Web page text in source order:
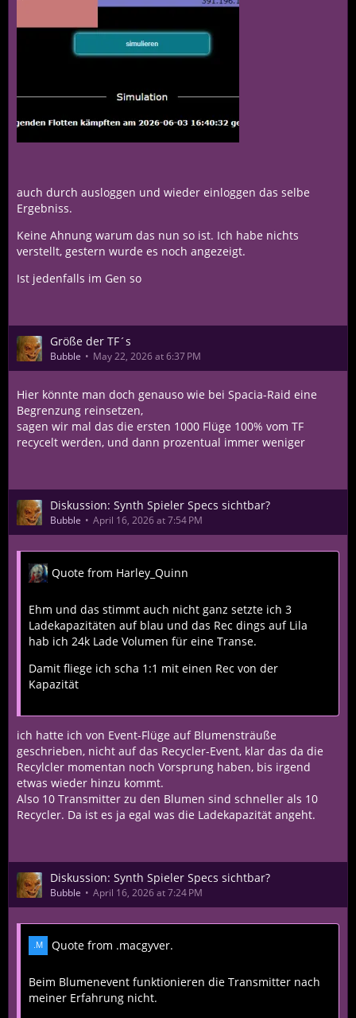
auch durch ausloggen und wieder einloggen das selbe
Ergebniss.
Keine Ahnung warum das nun so ist. Ich habe nichts
verstellt, gestern wurde es noch angezeigt.
Ist jedenfalls im Gen so
Größe der TF´s
Bubble May 22, 2026 at 6:37 PM
Hier könnte man doch genauso wie bei Spacia-Raid eine
Begrenzung reinsetzen,
sagen wir mal das die ersten 1000 Flüge 100% vom TF
recycelt werden, und dann prozentual immer weniger
Diskussion: Synth Spieler Specs sichtbar?
Bubble April 16, 2026 at 7:54 PM
Quote from Harley_Quinn
Ehm und das stimmt auch nicht ganz setzte ich 3
Ladekapazitäten auf blau und das Rec dings auf Lila
hab ich 24k Lade Volumen für eine Transe.
Damit fliege ich scha 1:1 mit einen Rec von der
Kapazität
ich hatte ich von Event-Flüge auf Blumensträuße
geschrieben, nicht auf das Recycler-Event, klar das da die
Recylcler momentan noch Vorsprung haben, bis irgend
etwas wieder hinzu kommt.
Also 10 Transmitter zu den Blumen sind schneller als 10
Recycler. Da ist es ja egal was die Ladekapazität angeht.
Diskussion: Synth Spieler Specs sichtbar?
Bubble April 16, 2026 at 7:24 PM
Quote from .macgyver.
Beim Blumenevent funktionieren die Transmitter nach
meiner Erfahrung nicht.